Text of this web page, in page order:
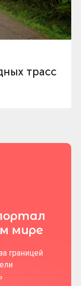
трасс
мире
границей